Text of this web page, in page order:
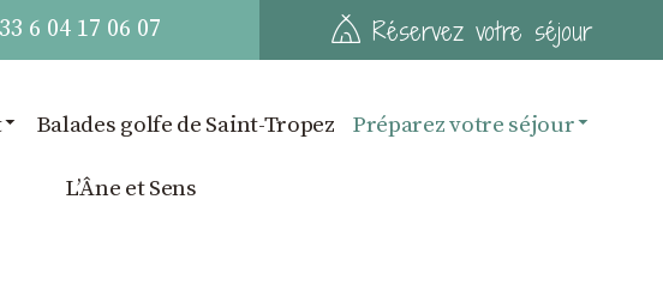
6 04 17 06 07 Réservez votre séjour
Balades golfe de Saint-Tropez Préparez votre séjour
LʼÂne et Sens